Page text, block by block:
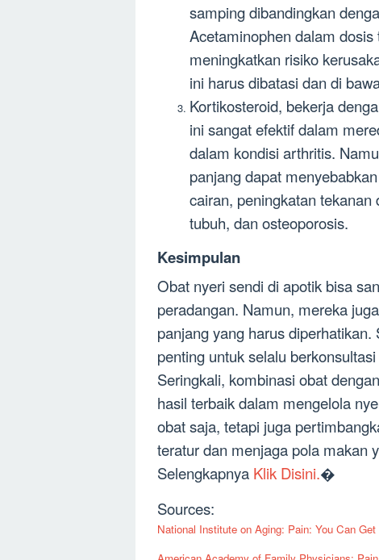
samping dibandingkan
Acetaminophen dalam
meningkatkan risiko
ini harus dibatasi dan di
Kortikosteroid, bekerja
ini sangat efektif dalam
dalam kondisi arthritis.
panjang dapat
cairan, peningkatan
tubuh, dan osteoporosis.
Kesimpulan
Obat nyeri sendi di apotik bisa
peradangan. Namun, mereka
panjang yang harus
penting untuk selalu
Seringkali, kombinasi obat
hasil terbaik dalam mengelola
obat saja, tetapi juga
teratur dan menjaga pola makan
SelengkapnyaKlik Disini.�
Sources:
National Institute on Aging: Pain: You Can Get